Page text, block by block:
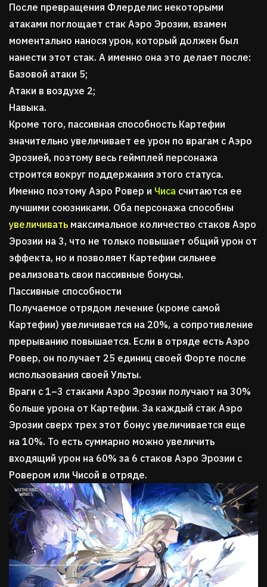
После превращения Флерделис некоторыми
атаками поглощает стак Аэро Эрозии, взамен
моментально нанося урон, который должен был
нанести этот стак. А именно она это делает после:
Базовой атаки 5;
Атаки в воздухе 2;
Навыка.
Кроме того, пассивная способность Картефии
значительно увеличивает ее урон по врагам с Аэро
Эрозией, поэтому весь геймплей персонажа
строится вокруг поддержания этого статуса.
Именно поэтому Аэро Ровер и Чиса считаются ее
лучшими союзниками. Оба персонажа способны
увеличивать максимальное количество стаков Аэро
Эрозии на 3, что не только повышает общий урон от
эффекта, но и позволяет Картефии сильнее
реализовать свои пассивные бонусы.
Пассивные способности
Получаемое отрядом лечение (кроме самой
Картефии) увеличивается на 20%, а сопротивление
прерыванию повышается. Если в отряде есть Аэро
Ровер, он получает 25 единиц своей Форте после
использования своей Ульты.
Враги с 1–3 стаками Аэро Эрозии получают на 30%
больше урона от Картефии. За каждый стак Аэро
Эрозии сверх трех этот бонус увеличивается еще
на 10%. То есть суммарно можно увеличить
входящий урон на 60% за 6 стаков Аэро Эрозии с
Ровером или Чисой в отряде.